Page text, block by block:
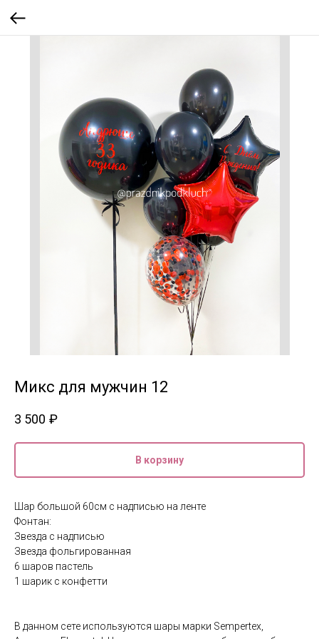
Микс для мужчин 12
3 500 ₽
В корзину
Шар большой 60см с надписью на ленте
Фонтан:
Звезда с надписью
Звезда фольгированная
6 шаров пастель
1 шарик с конфетти
В данном сете используются шары марки Sempertex,